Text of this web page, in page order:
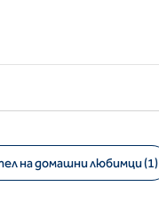
на домашни любимци (1)